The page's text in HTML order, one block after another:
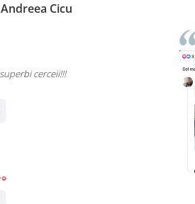
Rizea Ramona